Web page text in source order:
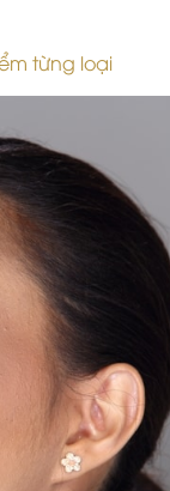
từng loại